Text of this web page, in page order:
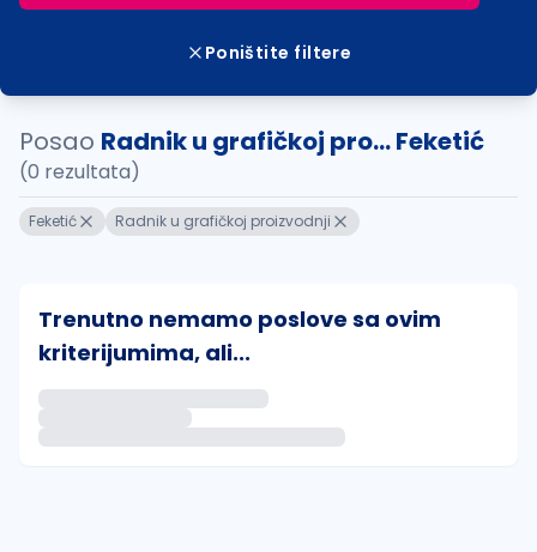
Poništite filtere
Posao Radnik u grafičkoj pro... Feketić
(0 rezultata)
Feketić Radnik u grafičkoj proizvodnji
Trenutno nemamo poslove sa ovim
kriterijumima, ali...